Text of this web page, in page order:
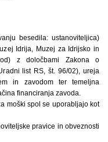
besedila: ustanoviteljica)
Idrija, Muzej za Idrijsko in
z določbami Zakona o
list RS, št. 96/02), ureja
in zavodom ter temeljna
financiranja zavoda.
moški spol se uporabljajo kot
pravice in obveznosti